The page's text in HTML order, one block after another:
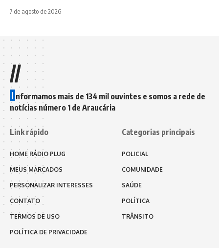
7 de agosto de 2026
//
I nformamos mais de 134 mil ouvintes e somos a rede de
notícias número 1 de Araucária
Link rápido
HOME RÁDIO PLUG
MEUS MARCADOS
PERSONALIZAR INTERESSES
CONTATO
TERMOS DE USO
POLÍTICA DE PRIVACIDADE
Categorias principais
POLICIAL
COMUNIDADE
SAÚDE
POLÍTICA
TRÂNSITO